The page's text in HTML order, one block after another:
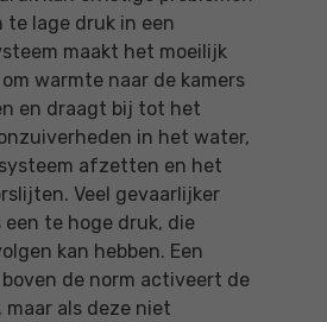
te lage druk in een
maakt het moeilijk
warmte naar de kamers
en draagt bij tot het
in het water,
afzetten en het
Veel gevaarlijker
te hoge druk, die
kan hebben. Een
de norm activeert de
als deze niet